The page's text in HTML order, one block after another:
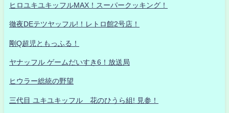
ヒロユキユキッフルMAX！スーパークッキング！
徹夜DEテツヤッフル!！レトロ館2号店！
剛Q超児ともっふる！
ヤナッフル ゲームだいすき6！放送局
ヒウラー総統の野望
三代目 ユキユキッフル 花のひうら組! 見参！